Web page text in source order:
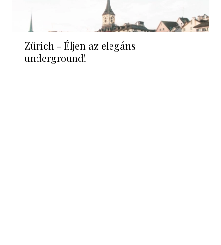
Zürich - Éljen az elegáns
underground!